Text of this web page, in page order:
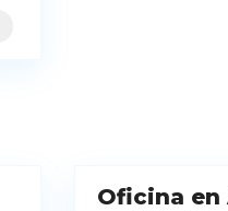
Oficina en